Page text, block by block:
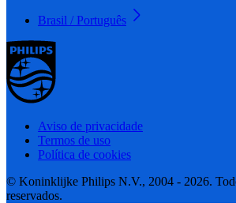
Brasil / Português
Aviso de privacidade
Termos de uso
Política de cookies
© Koninklijke Philips N.V., 2004 - 2026.
reservados.